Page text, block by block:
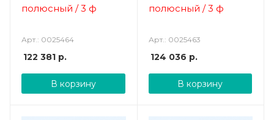
полюсный / 3 ф
Арт.: 0025464
122 381 р.
В корзину
полюсный / 3 ф
Арт.: 0025463
124 036 р.
В корзину